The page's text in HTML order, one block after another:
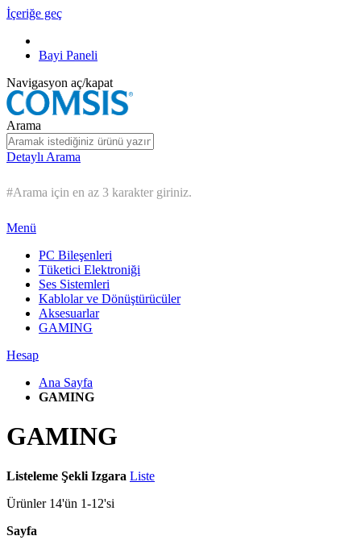
İçeriğe geç
Bayi Paneli
Navigasyon aç/kapat
Arama
Detaylı Arama
#Arama için en az 3 karakter giriniz.
Menü
PC Bileşenleri
Tüketici Elektroniği
Ses Sistemleri
Kablolar ve Dönüştürücüler
Aksesuarlar
GAMING
Hesap
Ana Sayfa
GAMING
GAMING
Listeleme Şekli Izgara Liste
Ürünler 14'ün 1-12'si
Sayfa